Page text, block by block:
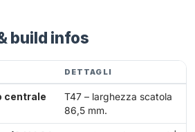
build infos
DETTAGLI
centrale
T47 – larghezza scatola
86,5 mm.